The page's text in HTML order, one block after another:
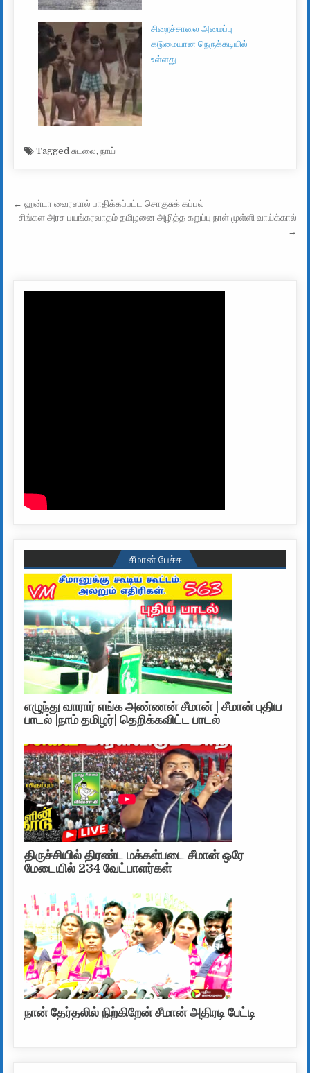
சிறைச்சாலை அமைப்பு
கடுமையான நெருக்கடியில்
உள்ளது
Taggedசுடலை,நாய்
Post navigation
← ஹன்டா வைரஸால் பாதிக்கப்பட்ட சொகுசுக் கப்பல்
சிங்கள அரச பயங்கரவாதம் தமிழனை அழித்த கறுப்பு நாள் முள்ளி வாய்க்கால்
→
சீமான் பேச்சு
எழுந்து வாரார் எங்க அண்ணன் சீமான் | சீமான் புதிய
பாடல் |நாம் தமிழர்| தெறிக்கவிட்ட பாடல்
திருச்சியில் திரண்ட மக்கள்படை சீமான் ஒரே
மேடையில் 234 வேட்பாளர்கள்
நான் தேர்தலில் நிற்கிறேன் சீமான் அதிரடி பேட்டி